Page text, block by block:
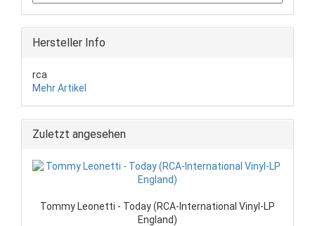
Hersteller Info
rca
Mehr Artikel
Zuletzt angesehen
Tommy Leonetti - Today (RCA-International Vinyl-LP
England)